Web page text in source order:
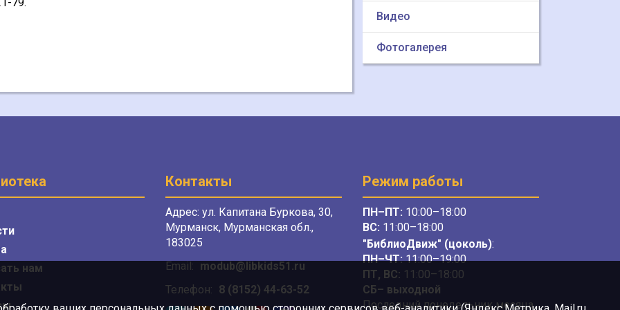
Видео
Фотогалерея
нам
Контакты
Адрес: ул. Капитана Буркова, 30,
Мурманск, Мурманская обл.,
183025
Email: modub@libkids51.ru
Телефон: 8 (8152) 44-63-52
Режим работы
ПН–ПТ: 10:00–18:00
ВС: 11:00–18:00
"БиблиоДвиж" (цоколь):
ПН–ЧТ:11:00–19:00
ПТ, ВС: 11:00–18:00
СБ– выходной
Последний понедельник месяца